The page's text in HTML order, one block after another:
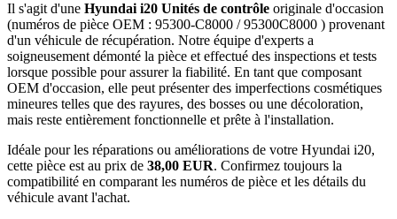
Il s'agit d'une Hyundai i20 Unités de contrôle originale d'occasion
(numéros de pièce OEM : 95300-C8000 / 95300C8000 ) provenant
d'un véhicule de récupération. Notre équipe d'experts a
soigneusement démonté la pièce et effectué des inspections et tests
lorsque possible pour assurer la fiabilité. En tant que composant
OEM d'occasion, elle peut présenter des imperfections cosmétiques
mineures telles que des rayures, des bosses ou une décoloration,
mais reste entièrement fonctionnelle et prête à l'installation.
Idéale pour les réparations ou améliorations de votre Hyundai i20,
cette pièce est au prix de 38,00 EUR. Confirmez toujours la
compatibilité en comparant les numéros de pièce et les détails du
véhicule avant l'achat.